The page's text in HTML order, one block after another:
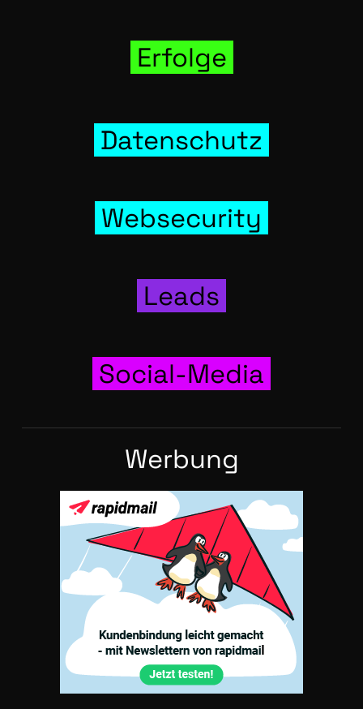
Erfol­ge
Daten­schutz
Web­se­cu­ri­ty
Leads
Social-Media
Wer­bung